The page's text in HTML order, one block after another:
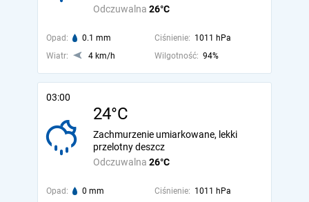
Odczuwalna 26°C
Opad: 0.1 mm Ciśnienie: 1011 hPa
Wiatr:
4 km/h Wilgotność: 94%
03:00
24°C
Odczuwalna 26°C
Zachmurzenie umiarkowane, lekki
przelotny deszcz
Opad: 0 mm Ciśnienie: 1011 hPa